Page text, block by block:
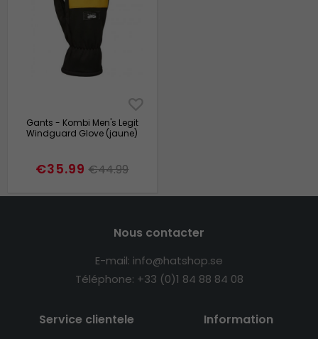
Gants - Kombi Men's Legit
Windguard Glove (jaune)
€35.99 €44.99
Nous contacter
E-mail: info@hatshop.se
Téléphone: +33 (0)1 84 88 84 08
Service clientele Information